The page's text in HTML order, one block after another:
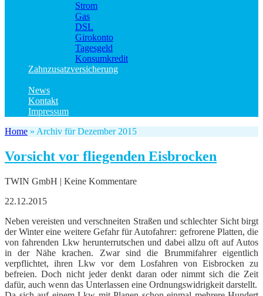
Strom
Gas
DSL
Girokonto
Tagesgeld
Konsumkredit
Zahnzusatzversicherung
News
Kontakt
Impressum
Home » Archiv für Dezember 2015
Vorsicht vor fliegenden Eisbrocken
TWIN GmbH | Keine Kommentare
22.12.2015
Neben vereisten und verschneiten Straßen und schlechter Sicht birgt
der Winter eine weitere Gefahr für Autofahrer: gefrorene Platten, die
von fahrenden Lkw herunterrutschen und dabei allzu oft auf Autos
in der Nähe krachen. Zwar sind die Brummifahrer eigentlich
verpflichtet, ihren Lkw vor dem Losfahren von Eisbrocken zu
befreien. Doch nicht jeder denkt daran oder nimmt sich die Zeit
dafür, auch wenn das Unterlassen eine Ordnungswidrigkeit darstellt.